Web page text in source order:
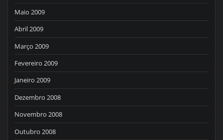
Maio 2009
Abril 2009
Março 2009
Fevereiro 2009
Janeiro 2009
Dezembro 2008
Novembro 2008
Outubro 2008